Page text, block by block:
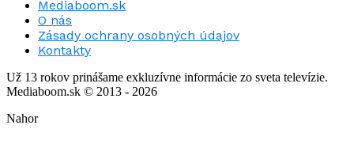
Mediaboom.sk
O nás
Zásady ochrany osobných údajov
Kontakty
Už 13 rokov prinášame exkluzívne informácie zo sveta televízie.
Mediaboom.sk © 2013 - 2026
Nahor